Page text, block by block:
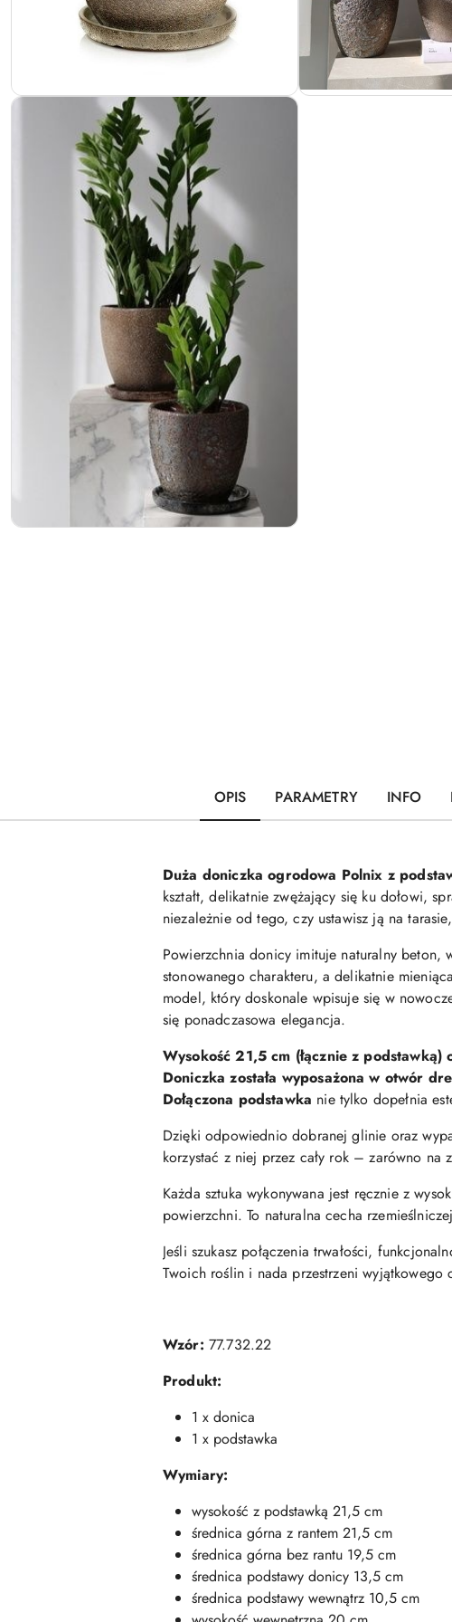
OPIS PARAMETRY INFO
Duża doniczka ogrodowa Polnix z
kształt, delikatnie zwężający się ku dołowi,
niezależnie od tego, czy ustawisz ją na
Powierzchnia donicy imituje naturalny beton,
stonowanego charakteru, a delikatnie
model, który doskonale wpisuje się w
się ponadczasowa elegancja.
Wysokość 21,5 cm (łącznie z
Doniczka została wyposażona w otwór
Dołączona podstawka nie tylko dopełnia
Dzięki odpowiednio dobranej glinie oraz
korzystać z niej przez cały rok – zarówno na
Każda sztuka wykonywana jest ręcznie z
powierzchni. To naturalna cecha
Jeśli szukasz połączenia trwałości,
Twoich roślin i nada przestrzeni wyjątkowego
Wzór: 77.732.22
Produkt:
1 x donica
1 x podstawka
Wymiary:
wysokość z podstawką 21,5 cm
średnica górna z rantem 21,5 cm
średnica górna bez rantu 19,5 cm
średnica podstawy donicy 13,5 cm
średnica podstawy wewnątrz 10,5 cm